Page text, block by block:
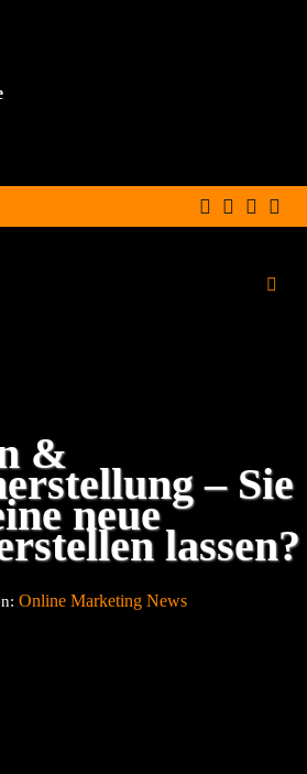
WordPress Agentur
Über uns
&
– Sie
neue
lassen?
Online Marketing News